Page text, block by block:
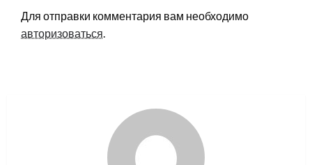
Для отправки комментария вам необходимо
авторизоваться.